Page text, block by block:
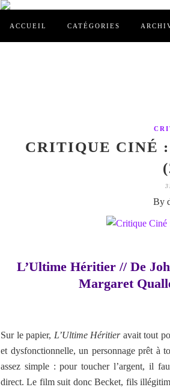
ACCUEIL CATÉGORIES
CRITIQUE CINÉ
By
L’Ultime Héritier // De
Margaret
Sur le papier, L’Ultime Héritieravait tout
et dysfonctionnelle, un personnage prêt à
assez simple : pour toucher l’argent, il
direct. Le film suit donc Becket, fils